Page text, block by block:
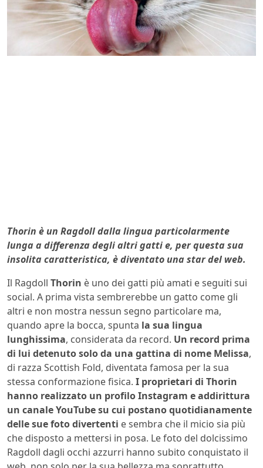
Thorin è un Ragdoll dalla lingua particolarmente
lunga a differenza degli altri gatti e, per questa sua
insolita caratteristica, è diventato una star del web.
Il Ragdoll Thorin è uno dei gatti più amati e seguiti sui
social. A prima vista sembrerebbe un gatto come gli
altri e non mostra nessun segno particolare ma,
quando apre la bocca, spunta la sua lingua
lunghissima, considerata da record. Un record prima
di lui detenuto solo da una gattina di nome Melissa,
di razza Scottish Fold, diventata famosa per la sua
stessa conformazione fisica. I proprietari di Thorin
hanno realizzato un profilo Instagram e addirittura
un canale YouTube su cui postano quotidianamente
delle sue foto divertenti e sembra che il micio sia più
che disposto a mettersi in posa. Le foto del dolcissimo
Ragdoll dagli occhi azzurri hanno subito conquistato il